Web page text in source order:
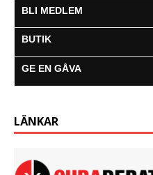
BLI MEDLEM
BUTIK
GE EN GÅVA
LÄNKAR